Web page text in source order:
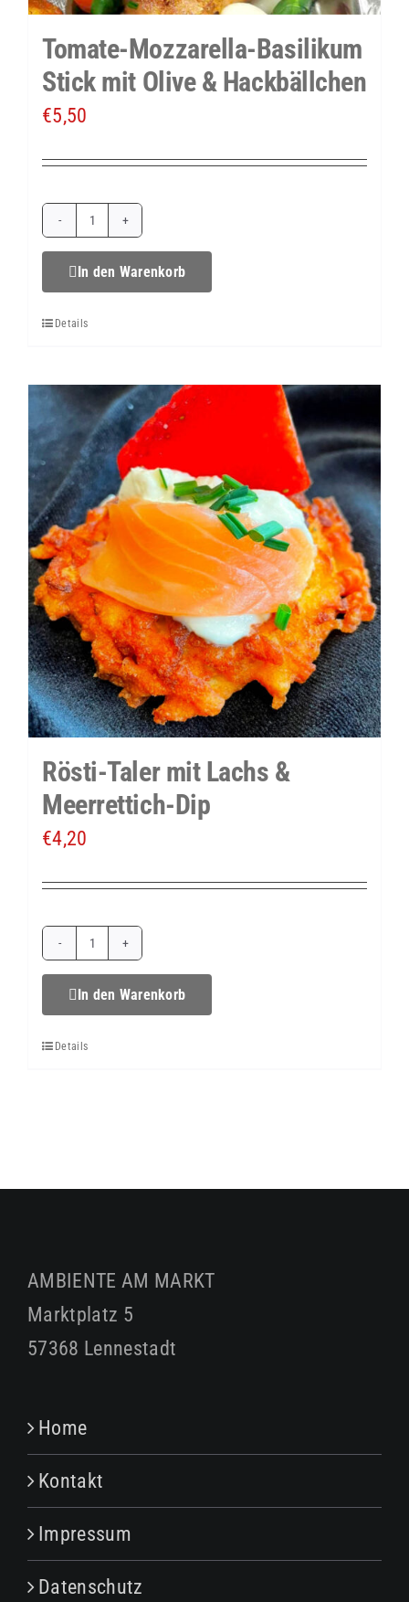
Tomate-Mozzarella-Basilikum
Stick mit Olive & Hackbällchen
€5,50
Tomate-
Mozzarella-
Olive
&
Hackbällchen
Menge
In den Warenkorb
Details
Rösti-Taler mit Lachs &
Meerrettich-Dip
€4,20
Rösti-
Taler
Menge
In den Warenkorb
Details
AMBIENTE AM MARKT
Marktplatz 5
57368 Lennestadt
Home
Kontakt
Impressum
Datenschutz